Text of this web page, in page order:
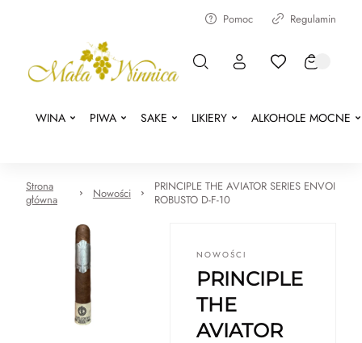
Pomoc Regulamin
WINA PIWA SAKE LIKIERY ALKOHOLE MOCNE
Strona
główna
Nowości
PRINCIPLE THE AVIATOR SERIES ENVOI
ROBUSTO D-F-10
NOWOŚCI
PRINCIPLE
THE
AVIATOR